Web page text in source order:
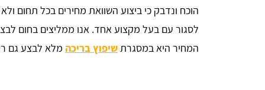
הוכח ונדבק כי ביצוע השוואת מחירים בכל תחום
לסגור עם בעל מקצוע אחד. אנו ממליצים בחום
המחיר היא במסגרתשיפוץ בריכה מלא לבצע גם